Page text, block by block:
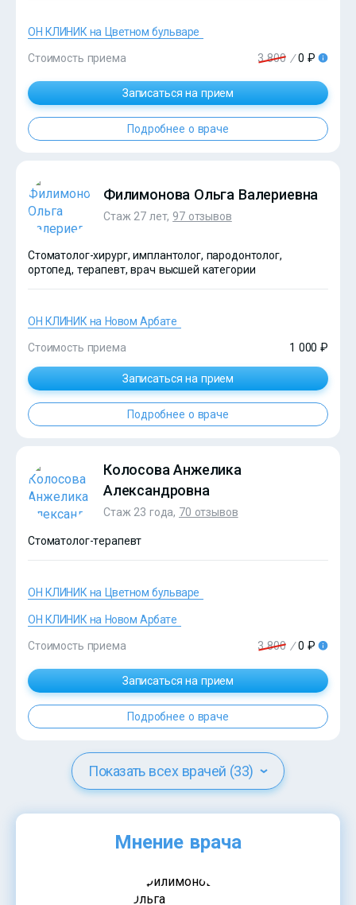
?>
ОН КЛИНИК на Цветном бульваре
Стоимость приема 3 800 / 0 ₽
Записаться на прием
Подробнее о враче
Филимонова Ольга Валериевна
Стаж 27 лет, 97 отзывов
Стоматолог-хирург, имплантолог, пародонтолог,
ортопед, терапевт, врач высшей категории
ОН КЛИНИК на Новом Арбате
Стоимость приема 1 000 ₽
Записаться на прием
Подробнее о враче
?>
Колосова Анжелика
Александровна
Стаж 23 года, 70 отзывов
Стоматолог-терапевт
ОН КЛИНИК на Цветном бульваре
ОН КЛИНИК на Новом Арбате
Стоимость приема 3 800 / 0 ₽
Записаться на прием
Подробнее о враче
Показать всех врачей (33)
Мнение врача